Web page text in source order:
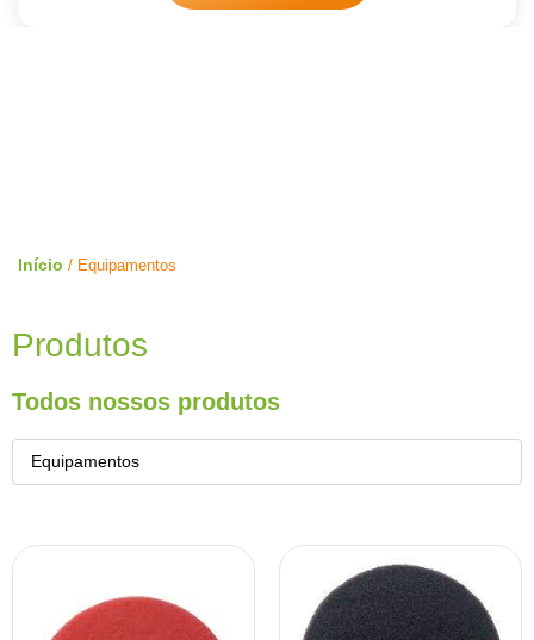
Início / Equipamentos
Produtos
Todos nossos produtos
Equipamentos